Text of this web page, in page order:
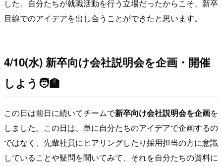
した。自分たちが就職活動を行う立場だったからこそ、新卒
目線でのアイデアを出し合うことができたと思います。
4/10(水) 新卒向け会社説明会を企画・開催
しよう 🧑‍🏫
この日は前日に続いてチームで新卒向け会社説明会を企画を
しました。この日は、単に自分たちのアイデアで企画するの
ではなく、先輩社員にヒアリングしたり採用担当の方に意識
していることや疑問を聞いてみて、それを自分たちの資料に